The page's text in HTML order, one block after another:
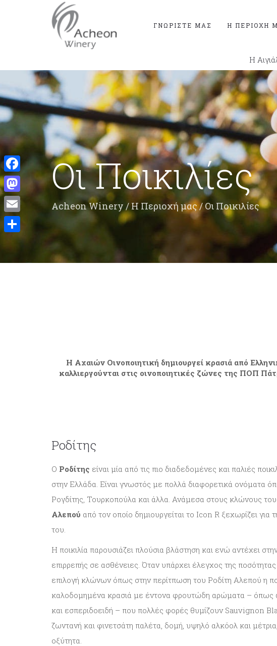
ΓΝΩΡΊΣΤΕ ΜΑΣ Η ΠΕΡΙΟΧΉ
Η
Οι Ποικιλίες
Acheon Winery /Η Περιοχή μας/Οι Ποικιλίες
Η Αχαιών Οινοποιητική δημιουργεί κρασιά από
καλλιεργούνται στις οινοποιητικές ζώνες της ΠΟΠ
Ροδίτης
Ο Ροδίτης είναι μία από τις πιο διαδεδομένες και παλιές
στην Ελλάδα. Είναι γνωστός με πολλά διαφορετικά ονόματα
Ρογδίτης, Τουρκοπούλα και άλλα. Ανάμεσα στους κλώνους
Αλεπού από τον οποίο δημιουργείται το Icon R ξεχωρίζει για
του.
Η ποικιλία παρουσιάζει πλούσια βλάστηση και ενώ αντέχει
επιρρεπής σε ασθένειες. Όταν υπάρχει έλεγχος της
επιλογή κλώνων όπως στην περίτπωση του Ροδίτη Αλεπού η
καλοδομημένα κρασιά με έντονα φρουτώδη αρώματα – όπως
και εσπεριδοειδή – που πολλές φορές θυμίζουν Sauvignon
ζωντανή και φινετσάτη παλέτα, δομή, υψηλό αλκόολ και
οξύτητα.
Facebook
Mastodon
Email
Μοιραστείτε